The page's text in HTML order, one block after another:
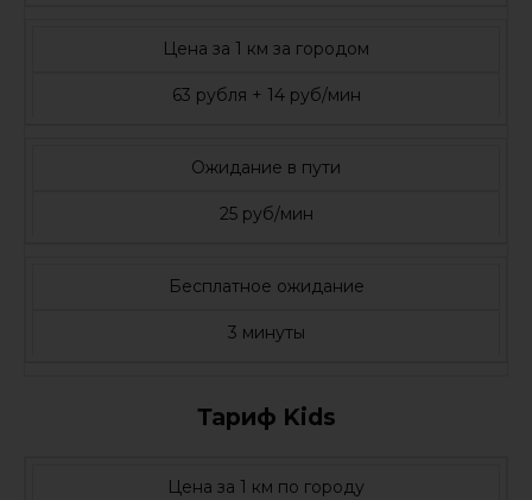
Цена за 1 км за городом
63 рубля + 14 руб/мин
Ожидание в пути
25 руб/мин
Бесплатное ожидание
3 минуты
Тариф Kids
Цена за 1 км по городу